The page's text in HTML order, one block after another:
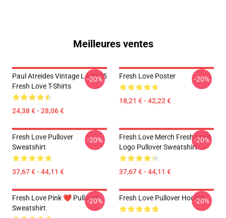
Meilleures ventes
Paul Atreides Vintage LA 0805
Fresh Love T-Shirts
24,38 € - 28,06 €
-20% Fresh Love Poster
18,21 € - 42,22 €
-20%
Fresh Love Pullover
Sweatshirt
37,67 € - 44,11 €
-20%
Fresh Love Merch Fresh Love
Logo Pullover Sweatshirt
37,67 € - 44,11 €
-20%
Fresh Love Pink ❤️ Pullover
Sweatshirt
-20% Fresh Love Pullover Hoodie
-20%